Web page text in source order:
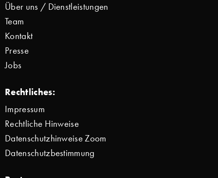
Über uns / Dienstleistungen
Team
Kontakt
Presse
Jobs
Rechtliches:
Impressum
Rechtliche Hinweise
Datenschutzhinweise Zoom
Datenschutzbestimmung